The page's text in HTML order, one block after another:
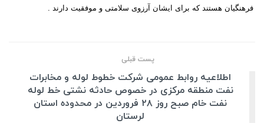
فرهنگیان هستند که برای ایشان آرزوی سلامتی و موفقیت دارند .
پست قبلی
اطلاعیه روابط عمومی شرکت خطوط لوله و مخابرات
نفت منطقه مرکزی در خصوص حادثه نشتی خط لوله
نفت خام صبح روز ۲۸ فروردین در محدوده استان
لرستان